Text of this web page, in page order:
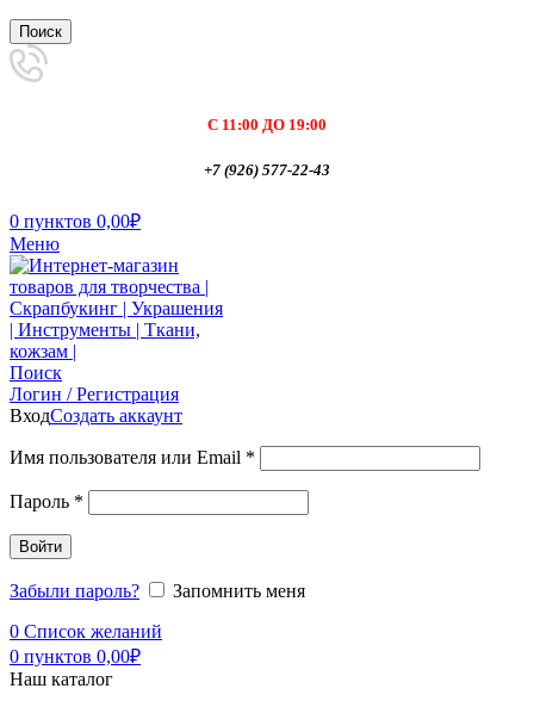
Поиск
С 11:00 ДО 19:00
+7 (926) 577-22-43
0 пунктов 0,00₽
Меню
Поиск
Логин / Регистрация
ВходСоздать аккаунт
Имя пользователя или Email *
Пароль *
Войти
Забыли пароль?
Запомнить меня
0 Список желаний
0 пунктов 0,00₽
Наш каталог